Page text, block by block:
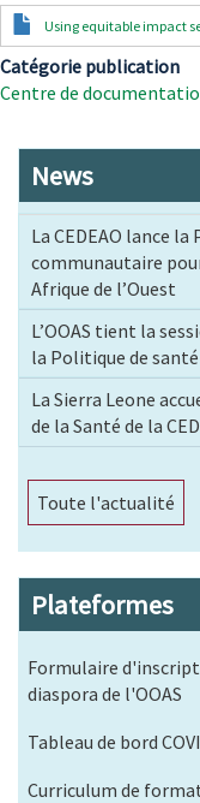
DocumentUsing equitable impact
Catégorie publication
Centre de
News
La CEDEAO lance
communautaire
Afrique de l’Ouest
L’OOAS tient la
la Politique de
La Sierra Leone
de la Santé de la
Toute l'actualité
Plateformes
Formulaire
diaspora de l'OOAS
Tableau de bord
Curriculum de